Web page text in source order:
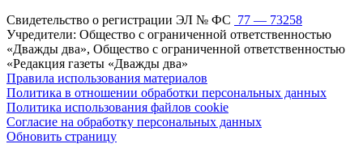
Свидетельство о регистрации ЭЛ № ФС 77 — 73258
Учредители: Общество с ограниченной ответственностью
«Дважды два», Общество с ограниченной ответственностью
«Редакция газеты «Дважды два»
Правила использования материалов
Политика в отношении обработки персональных данных
Политика использования файлов cookie
Согласие на обработку персональных данных
Обновить страницу